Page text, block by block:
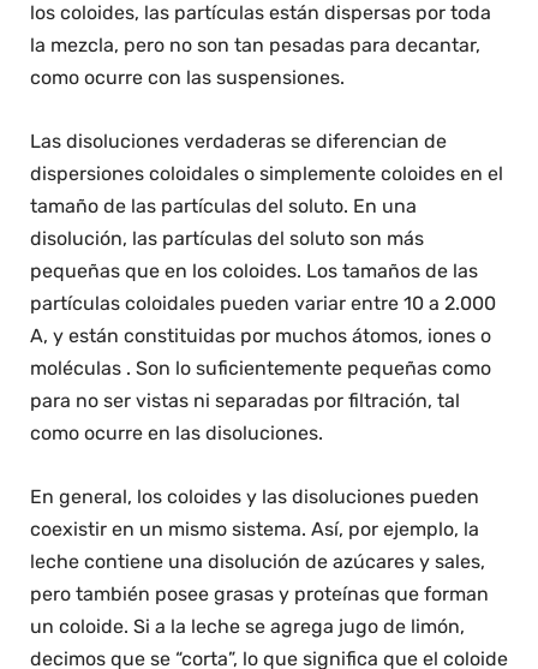
los coloides, las partículas están dispersas por toda
la mezcla, pero no son tan pesadas para decantar,
como ocurre con las suspensiones.
Las disoluciones verdaderas se diferencian de
dispersiones coloidales o simplemente coloides en el
tamaño de las partículas del soluto. En una
disolución, las partículas del soluto son más
pequeñas que en los coloides. Los tamaños de las
partículas coloidales pueden variar entre 10 a 2.000
A, y están constituidas por muchos átomos, iones o
moléculas . Son lo suficientemente pequeñas como
para no ser vistas ni separadas por filtración, tal
como ocurre en las disoluciones.
En general, los coloides y las disoluciones pueden
coexistir en un mismo sistema. Así, por ejemplo, la
leche contiene una disolución de azúcares y sales,
pero también posee grasas y proteínas que forman
un coloide. Si a la leche se agrega jugo de limón,
decimos que se “corta”, lo que significa que el coloide